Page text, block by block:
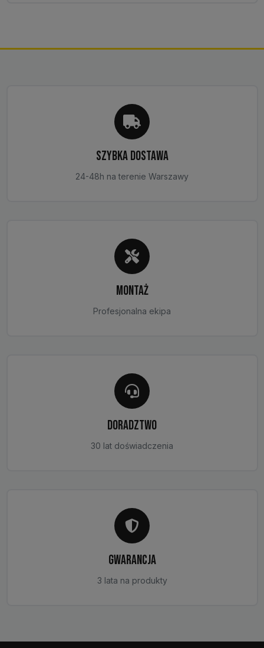
SZYBKA DOSTAWA
24-48h na terenie Warszawy
MONTAŻ
Profesjonalna ekipa
DORADZTWO
30 lat doświadczenia
GWARANCJA
3 lata na produkty